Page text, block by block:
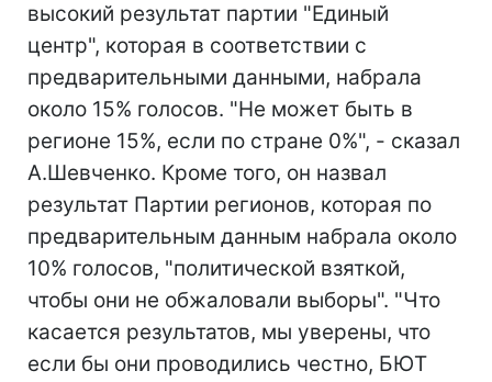
высокий результат партии "Единый
центр", которая в соответствии с
предварительными данными, набрала
около 15% голосов. "Не может быть в
регионе 15%, если по стране 0%", - сказал
А.Шевченко. Кроме того, он назвал
результат Партии регионов, которая по
предварительным данным набрала около
10% голосов, "политической взяткой,
чтобы они не обжаловали выборы". "Что
касается результатов, мы уверены, что
если бы они проводились честно, БЮТ